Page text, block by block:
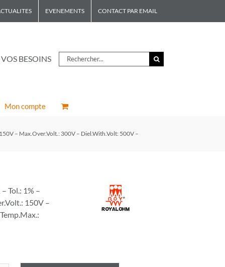
EVENEMENTS CONTACT PAR EMAIL
BESOINS Rechercher
Mon compte
– Max.Over.Volt.: 300V – Diel.With.Volt: 500V –
Tol.: 1% –
150V –